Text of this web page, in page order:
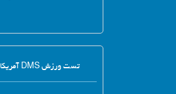
تست ورزش DMS آمریکا